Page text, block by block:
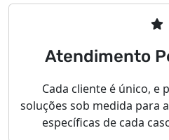
Atendimento
Cada cliente é único, e
soluções sob medida para
específicas de cada